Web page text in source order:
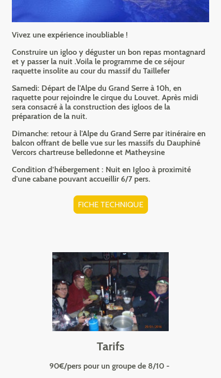
Vivez une expérience inoubliable !
Construire un igloo y déguster un bon repas montagnard
et y passer la nuit .Voila le programme de ce séjour
raquette insolite au cour du massif du Taillefer
Samedi: Départ de l'Alpe du Grand Serre à 10h, en
raquette pour rejoindre le cirque du Louvet. Après midi
sera consacré à la construction des igloos de la
préparation de la nuit.
Dimanche: retour à l'Alpe du Grand Serre par itinéraire en
balcon offrant de belle vue sur les massifs du Dauphiné
Vercors chartreuse belledonne et Matheysine
Condition d’hébergement : Nuit en Igloo à proximité
d'une cabane pouvant accueillir 6/7 pers.
FICHE TECHNIQUE
Tarifs
90€/pers pour un groupe de 8/10 -